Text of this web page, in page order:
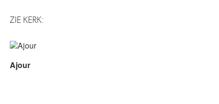
ZIE KERK:
Ajour